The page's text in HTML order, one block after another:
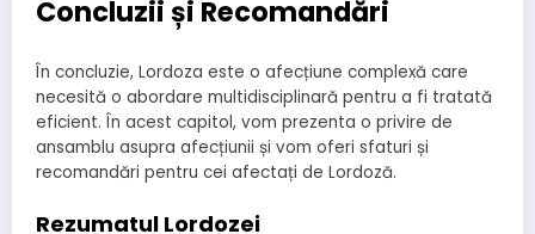
Concluzii și Recomandări
În concluzie, Lordoza este o afecțiune complexă care
necesită o abordare multidisciplinară pentru a fi tratată
eficient. În acest capitol, vom prezenta o privire de
ansamblu asupra afecțiunii și vom oferi sfaturi și
recomandări pentru cei afectați de Lordoză.
Rezumatul Lordozei